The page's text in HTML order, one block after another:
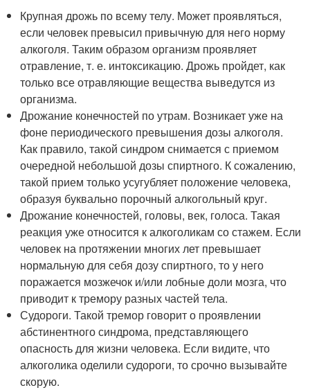
Крупная дрожь по всему телу. Может проявляться,
если человек превысил привычную для него норму
алкоголя. Таким образом организм проявляет
отравление, т. е. интоксикацию. Дрожь пройдет, как
только все отравляющие вещества выведутся из
организма.
Дрожание конечностей по утрам. Возникает уже на
фоне периодического превышения дозы алкоголя.
Как правило, такой синдром снимается с приемом
очередной небольшой дозы спиртного. К сожалению,
такой прием только усугубляет положение человека,
образуя буквально порочный алкогольный круг.
Дрожание конечностей, головы, век, голоса. Такая
реакция уже относится к алкоголикам со стажем. Если
человек на протяжении многих лет превышает
нормальную для себя дозу спиртного, то у него
поражается мозжечок и/или лобные доли мозга, что
приводит к тремору разных частей тела.
Судороги. Такой тремор говорит о проявлении
абстинентного синдрома, представляющего
опасность для жизни человека. Если видите, что
алкоголика оделили судороги, то срочно вызывайте
скорую.